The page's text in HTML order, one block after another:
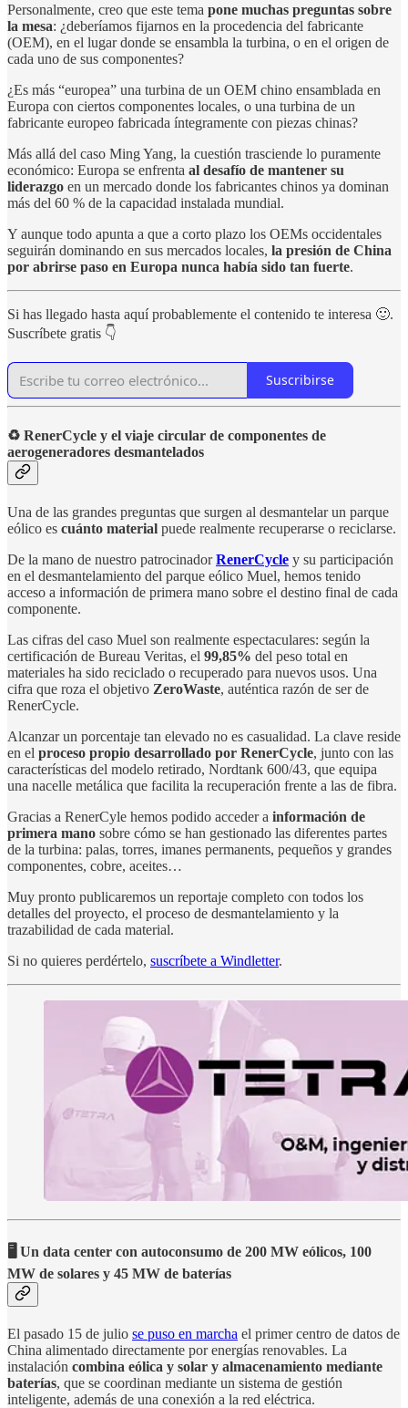
Personalmente, creo que este tema pone muchas preguntas sobre
la mesa: ¿deberíamos fijarnos en la procedencia del fabricante
(OEM), en el lugar donde se ensambla la turbina, o en el origen de
cada uno de sus componentes?
¿Es más “europea” una turbina de un OEM chino ensamblada en
Europa con ciertos componentes locales, o una turbina de un
fabricante europeo fabricada íntegramente con piezas chinas?
Más allá del caso Ming Yang, la cuestión trasciende lo puramente
económico: Europa se enfrenta al desafío de mantener su
liderazgo en un mercado donde los fabricantes chinos ya dominan
más del 60 % de la capacidad instalada mundial.
Y aunque todo apunta a que a corto plazo los OEMs occidentales
seguirán dominando en sus mercados locales, la presión de China
por abrirse paso en Europa nunca había sido tan fuerte.
Si has llegado hasta aquí probablemente el contenido te interesa 🙂.
Suscríbete gratis 👇
Suscribirse
♻️ RenerCycle y el viaje circular de componentes de
aerogeneradores desmantelados
Una de las grandes preguntas que surgen al desmantelar un parque
eólico es cuánto material puede realmente recuperarse o reciclarse.
De la mano de nuestro patrocinadorRenerCycle y su participación
en el desmantelamiento del parque eólico Muel, hemos tenido
acceso a información de primera mano sobre el destino final de cada
componente.
Las cifras del caso Muel son realmente espectaculares: según la
certificación de Bureau Veritas, el 99,85% del peso total en
materiales ha sido reciclado o recuperado para nuevos usos. Una
cifra que roza el objetivo ZeroWaste, auténtica razón de ser de
RenerCycle.
Alcanzar un porcentaje tan elevado no es casualidad. La clave reside
en el proceso propio desarrollado por RenerCycle, junto con las
características del modelo retirado, Nordtank 600/43, que equipa
una nacelle metálica que facilita la recuperación frente a las de fibra.
Gracias a RenerCyle hemos podido acceder a información de
primera mano sobre cómo se han gestionado las diferentes partes
de la turbina: palas, torres, imanes permanents, pequeños y grandes
componentes, cobre, aceites…
Muy pronto publicaremos un reportaje completo con todos los
detalles del proyecto, el proceso de desmantelamiento y la
trazabilidad de cada material.
Si no quieres perdértelo, suscríbete a Windletter.
🖥️ Un data center con autoconsumo de 200 MW eólicos, 100
MW de solares y 45 MW de baterías
El pasado 15 de julio se puso en marcha el primer centro de datos de
China alimentado directamente por energías renovables. La
instalación combina eólica y solar y almacenamiento mediante
baterías, que se coordinan mediante un sistema de gestión
inteligente, además de una conexión a la red eléctrica.